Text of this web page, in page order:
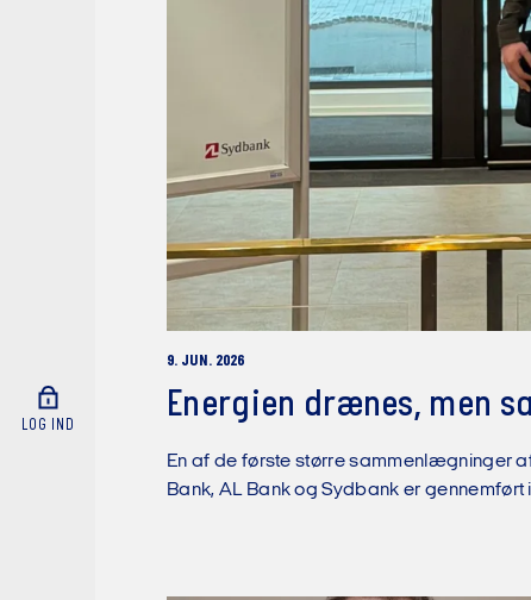
LOG IND
9. JUN. 2026
Energien drænes, men
En af de første større sammenlægninger
Bank, AL Bank og Sydbank er gennemført